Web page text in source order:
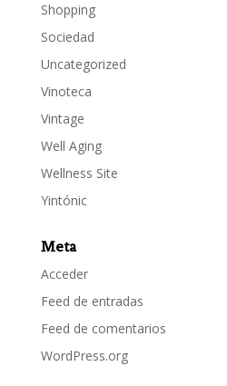
Shopping
Sociedad
Uncategorized
Vinoteca
Vintage
Well Aging
Wellness Site
Yintónic
Meta
Acceder
Feed de entradas
Feed de comentarios
WordPress.org